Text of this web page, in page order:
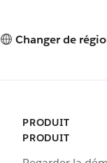
Changer de
PRODUIT
PRODUIT